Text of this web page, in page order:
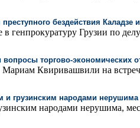
бездействия
генпрокуратуру Грузии по
торгово-экономических
Квиривашвили на
грузинским народами нерушима
народами нерушима,